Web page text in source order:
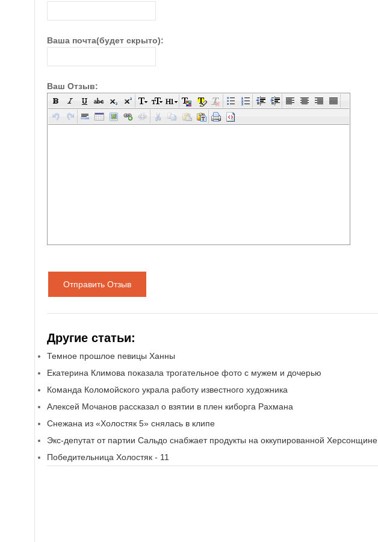
Ваша почта(будет скрыто):
Ваш Отзыв:
Отправить Отзыв
Другие статьи:
Темное прошлое певицы Ханны
Екатерина Климова показала трогательное фото с мужем и дочерью
Команда Коломойского украла работу известного художника
Алексей Мочанов рассказал о взятии в плен киборга Рахмана
Снежана из «Холостяк 5» снялась в клипе
Экс-депутат от партии Сальдо снабжает продукты на оккупированной Херсонщине
Победительница Холостяк - 11